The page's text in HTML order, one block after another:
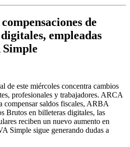
de
empleadas
Simple
de este miércoles concentra cambios
profesionales y trabajadores. ARCA
compensar saldos fiscales, ARBA
Brutos en billeteras digitales, las
reciben un nuevo aumento en
Simple sigue generando dudas a